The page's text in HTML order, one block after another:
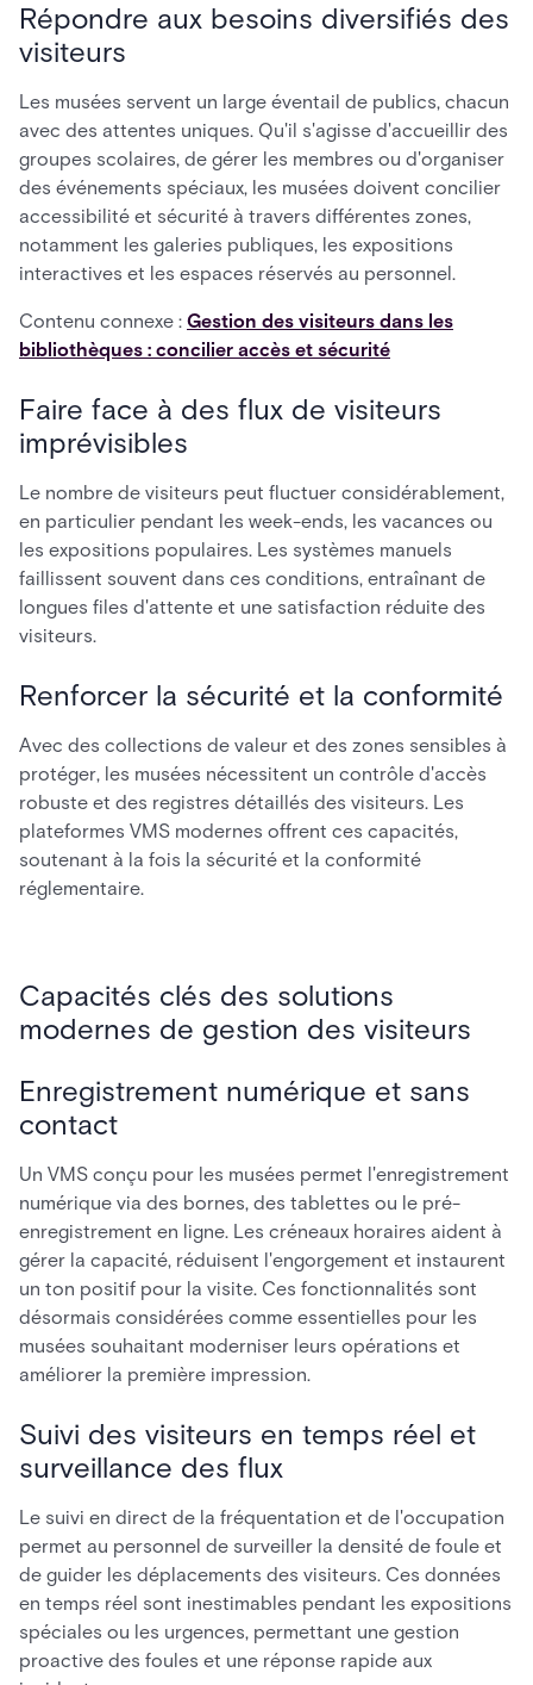
Répondre aux besoins diversifiés des
visiteurs
Les musées servent un large éventail de publics, chacun
avec des attentes uniques. Qu'il s'agisse d'accueillir des
groupes scolaires, de gérer les membres ou d'organiser
des événements spéciaux, les musées doivent concilier
accessibilité et sécurité à travers différentes zones,
notamment les galeries publiques, les expositions
interactives et les espaces réservés au personnel.
Contenu connexe : Gestion des visiteurs dans les
bibliothèques : concilier accès et sécurité
Faire face à des flux de visiteurs
imprévisibles
Le nombre de visiteurs peut fluctuer considérablement,
en particulier pendant les week-ends, les vacances ou
les expositions populaires. Les systèmes manuels
faillissent souvent dans ces conditions, entraînant de
longues files d'attente et une satisfaction réduite des
visiteurs.
Renforcer la sécurité et la conformité
Avec des collections de valeur et des zones sensibles à
protéger, les musées nécessitent un contrôle d'accès
robuste et des registres détaillés des visiteurs. Les
plateformes VMS modernes offrent ces capacités,
soutenant à la fois la sécurité et la conformité
réglementaire.
Capacités clés des solutions
modernes de gestion des visiteurs
Enregistrement numérique et sans
contact
Un VMS conçu pour les musées permet l'enregistrement
numérique via des bornes, des tablettes ou le pré-
enregistrement en ligne. Les créneaux horaires aident à
gérer la capacité, réduisent l'engorgement et instaurent
un ton positif pour la visite. Ces fonctionnalités sont
désormais considérées comme essentielles pour les
musées souhaitant moderniser leurs opérations et
améliorer la première impression.
Suivi des visiteurs en temps réel et
surveillance des flux
Le suivi en direct de la fréquentation et de l'occupation
permet au personnel de surveiller la densité de foule et
de guider les déplacements des visiteurs. Ces données
en temps réel sont inestimables pendant les expositions
spéciales ou les urgences, permettant une gestion
proactive des foules et une réponse rapide aux